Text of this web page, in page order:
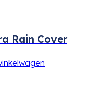
Rain Cover